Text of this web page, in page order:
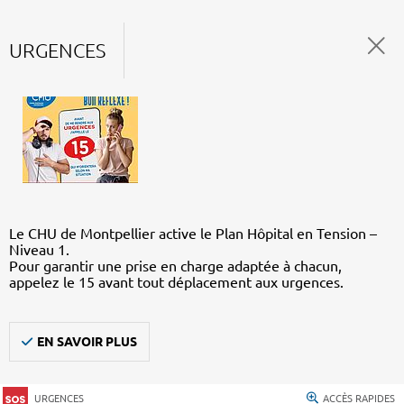
URGENCES
Le CHU de Montpellier active le Plan Hôpital en Tension –
Niveau 1.
Pour garantir une prise en charge adaptée à chacun,
appelez le 15 avant tout déplacement aux urgences.
EN SAVOIR PLUS
URGENCES ACCÈS RAPIDES